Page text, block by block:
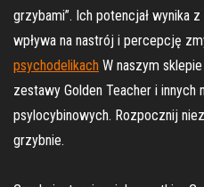
grzybami”. Ich potencjał wynika
wpływa na nastrój i percepcję
psychodelikach W naszym
zestawy Golden Teacher i
psylocybinowych. Rozpocznij
grzybnie.